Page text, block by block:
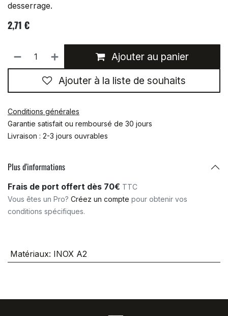
desserrage.
2,71 €
Ajouter au panier
Ajouter à la liste de souhaits
Conditions générales
Garantie satisfait ou remboursé de 30 jours
Livraison : 2-3 jours ouvrables
Plus d'informations
Frais de port offert dès 70€ TTC
Vous êtes un Pro? Créez un compte pour obtenir vos
conditions spécifiques.
Matériaux: INOX A2